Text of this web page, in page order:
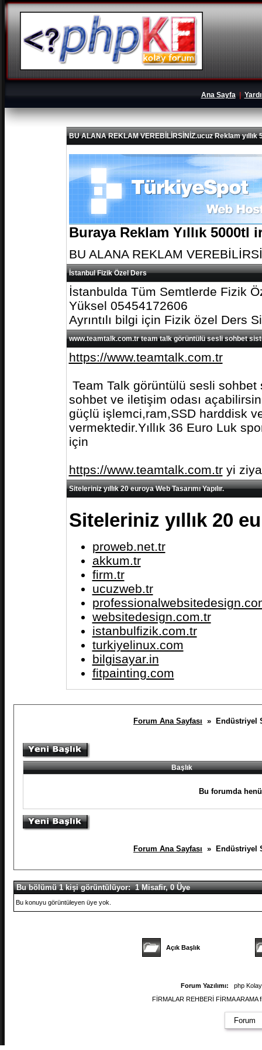
Ana Sayfa|
BU ALANA REKLAM VEREBİLİRSİNİZ.ucuz Reklam yıllık
Buraya Reklam Yıllık
BU ALANA REKLAM
İstanbul Fizik Özel Ders
İstanbulda Tüm Semtlerde Fizik
Yüksel 05454172606
Ayrıntılı bilgi için Fizik özel Ders
www.teamtalk.com.tr team talk görüntülü sesli sohbet
https://www.teamtalk.com.tr
Team Talk görüntülü sesli
sohbet ve iletişim odası
güçlü işlemci,ram,SSD harddisk
vermektedir.Yıllık 36 Euro Luk
için
https://www.teamtalk.com.tryi
Siteleriniz yıllık 20 euroya Web Tasarımı Yapılır.
Siteleriniz yıllık 20
proweb.net.tr
akkum.tr
firm.tr
ucuzweb.tr
websitedesign.com.tr
istanbulfizik.com.tr
turkiyelinux.com
bilgisayar.in
fitpainting.com
Forum Ana Sayfası » Endüstriyel
Başlık
Bu forumda
Forum Ana Sayfası » Endüstriyel
Bu bölümü 1 kişi görüntülüyor: 1 Misafir, 0 Üye
Bu konuyu görüntüleyen üye yok.
Açık Başlık
Forum Yazılımı:
php
FİRMALAR REHBERİ FİRMA
Forum